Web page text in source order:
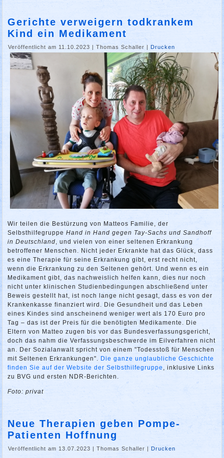
Gerichte verweigern todkrankem
Kind ein Medikament
Veröffentlicht am 11.10.2023 |Thomas Schaller |Drucken
Wir teilen die Bestürzung von Matteos Familie, der
SelbsthilfegruppeHand in Hand gegen Tay-Sachs und Sandhoff
in Deutschland
, und vielen von einer seltenen Erkrankung
betroffener Menschen. Nicht jeder Erkrankte hat das Glück, dass
es eine Therapie für seine Erkrankung gibt, erst recht nicht,
wenn die Erkrankung zu den Seltenen gehört. Und wenn es ein
Medikament gibt, das nachweislich helfen kann, dies nur noch
nicht unter klinischen Studienbedingungen abschließend unter
Beweis gestellt hat, ist noch lange nicht gesagt, dass es von der
Krankenkasse finanziert wird. Die Gesundheit und das Leben
eines Kindes sind anscheinend weniger wert als 170 Euro pro
Tag – das ist der Preis für die benötigten Medikamente. Die
Eltern von Matteo zugen bis vor das Bundesverfassungsgericht,
doch das nahm die Verfassungsbeschwerde im Eilverfahren nicht
an. Der Sozialanwalt spricht von einem "Todesstoß für Menschen
mit Seltenen Erkrankungen". Die ganze unglaubliche Geschichte
finden Sie auf der Website der Selbsthilfegruppe
, inklusive Links
zu BVG und ersten NDR-Berichten.
Foto: privat
Neue Therapien geben Pompe-
Patienten Hoffnung
Veröffentlicht am 13.07.2023 |Thomas Schaller | Drucken